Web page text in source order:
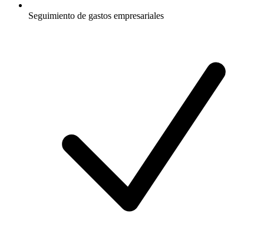
Seguimiento de gastos empresariales